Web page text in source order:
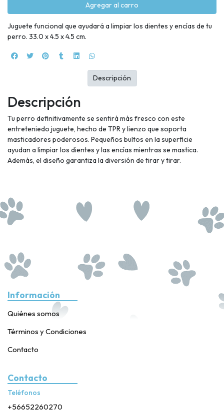
Agregar al carro
Juguete funcional que ayudará a limpiar los dientes y encías de tu
perro. 33.0 x 4.5 x 4.5 cm.
Descripción
Tu perro definitivamente se sentirá más fresco con este
entreteniedo juguete, hecho de TPR y lienzo que soporta
masticadores poderosos. Pequeños bultos en la superficie
ayudan a limpiar los dientes y las encías mientras se mastica.
Además, el diseño garantiza la diversión de tirar y tirar.
Descripción
Información
Quiénes somos
Términos y Condiciones
Contacto
Contacto
Teléfonos
+56652260270